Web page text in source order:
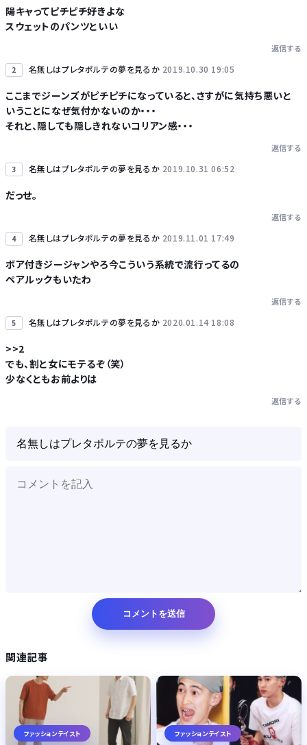
Powered by livedoor 相互RSS
陽キャってピチピチ好きよな
スウェットのパンツといい
返信する
2 名無しはプレタポルテの夢を見るか 2019.10.30 19:05
ここまでジーンズがピチピチになっていると、さすがに気持ち悪いと
いうことになぜ気付かないのか・・・
それと、隠しても隠しきれないコリアン感・・・
返信する
3 名無しはプレタポルテの夢を見るか 2019.10.31 06:52
だっせ。
返信する
4 名無しはプレタポルテの夢を見るか 2019.11.01 17:49
ボア付きジージャンやろ今こういう系統で流行ってるの
ペアルックもいたわ
返信する
5 名無しはプレタポルテの夢を見るか 2020.01.14 18:08
>>2
でも、割と女にモテるぞ（笑）
少なくともお前よりは
返信する
関連記事
ファッションテイスト ファッションテイスト